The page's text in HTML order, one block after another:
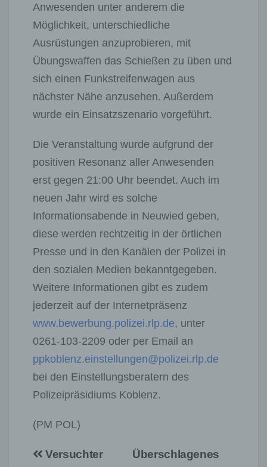
Anwesenden unter anderem die
Möglichkeit, unterschiedliche
Ausrüstungen anzuprobieren, mit
Übungswaffen das Schießen zu üben und
sich einen Funkstreifenwagen aus
nächster Nähe anzusehen. Außerdem
wurde ein Einsatzszenario vorgeführt.
Die Veranstaltung wurde aufgrund der
positiven Resonanz aller Anwesenden
erst gegen 21:00 Uhr beendet. Auch im
neuen Jahr wird es solche
Informationsabende in Neuwied geben,
diese werden rechtzeitig in der örtlichen
Presse und in den Kanälen der Polizei in
den sozialen Medien bekanntgegeben.
Weitere Informationen gibt es zudem
jederzeit auf der Internetpräsenz
www.bewerbung.polizei.rlp.de, unter
0261-103-2209 oder per Email an
ppkoblenz.einstellungen@polizei.rlp.de
bei den Einstellungsberatern des
Polizeipräsidiums Koblenz.
(PM POL)
Beitragsnavigation
Überschlagenes
Versuchter